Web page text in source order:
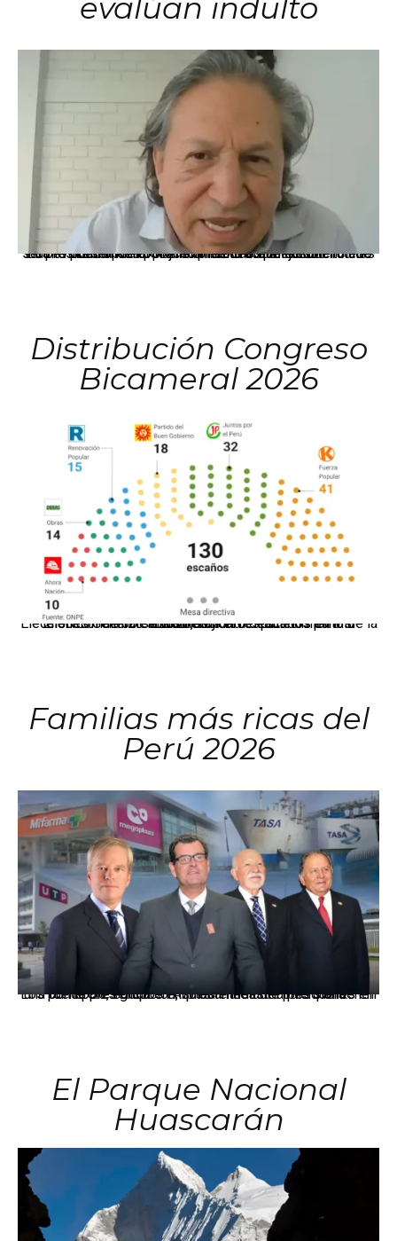
evalúan indulto
La presidenta Keiko Fujimori informó que la solicitud de indulto presentada por el expresidente Alejandro Toledo será evaluada por la Comisión de Gracias Presidenciales conforme al procedimiento establecido.
Distribución Congreso
Bicameral 2026
El JNE oficializó la distribución de escaños para la elección de 60 senadores y 130 diputados en las Elecciones Generales 2026, tras el restablecimiento de la Bicameralidad.
Familias más ricas del
Perú 2026
Los principales grupos empresariales del país mantienen una fuerte presencia en Áncash mediante inversiones en comercio, educación, salud e industria pesquera.
El Parque Nacional
Huascarán